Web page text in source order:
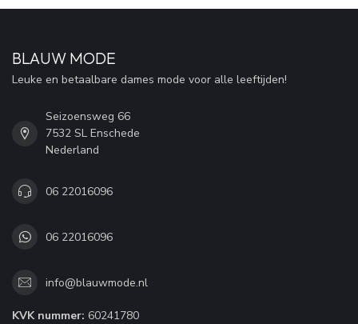
BLAUW MODE
Leuke en betaalbare dames mode voor alle leeftijden!
Seizoensweg 66
7532 SL Enschede
Nederland
06 22016096
06 22016096
info@blauwmode.nl
KVK nummer: 60241780